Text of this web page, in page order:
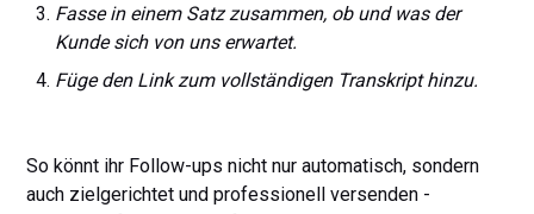
Fasse in einem Satz zusammen, ob und was der
Kunde sich von uns erwartet.
Füge den Link zum vollständigen Transkript hinzu.
So könnt ihr Follow-ups nicht nur automatisch, sondern
auch zielgerichtet und professionell versenden -